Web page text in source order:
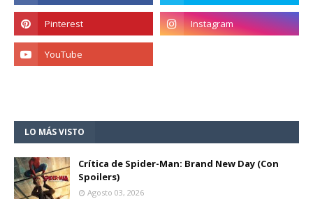
LO MÁS VISTO
Crítica de Spider-Man: Brand New Day (Con
Spoilers)
Agosto 03, 2026